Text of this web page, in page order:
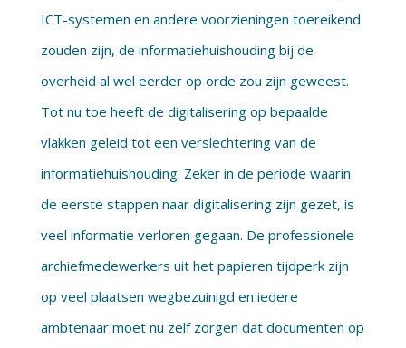
ICT-systemen en andere voorzieningen toereikend
zouden zijn, de informatiehuishouding bij de
overheid al wel eerder op orde zou zijn geweest.
Tot nu toe heeft de digitalisering op bepaalde
vlakken geleid tot een verslechtering van de
informatiehuishouding. Zeker in de periode waarin
de eerste stappen naar digitalisering zijn gezet, is
veel informatie verloren gegaan. De professionele
archiefmedewerkers uit het papieren tijdperk zijn
op veel plaatsen wegbezuinigd en iedere
ambtenaar moet nu zelf zorgen dat documenten op